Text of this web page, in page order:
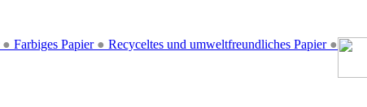
● Farbiges Papier ● Recyceltes und umweltfreundliches Papier ●